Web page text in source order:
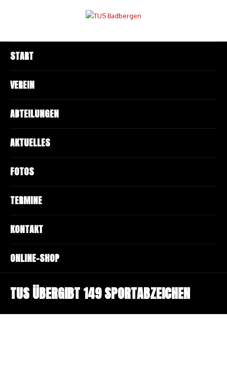
START
VEREIN
ABTEILUNGEN
AKTUELLES
FOTOS
TERMINE
KONTAKT
ONLINE-SHOP
TUS ÜBERGIBT 149 SPORTABZEICHEN